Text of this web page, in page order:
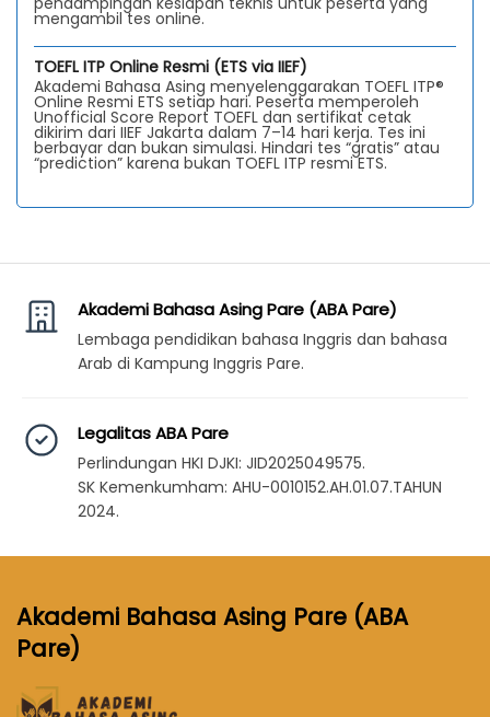
mengambil tes online.
TOEFL ITP Online Resmi (ETS via IIEF)
Akademi Bahasa Asing menyelenggarakan TOEFL ITP®
Online Resmi ETS setiap hari. Peserta memperoleh
Unofficial Score Report TOEFL dan sertifikat cetak
dikirim dari IIEF Jakarta dalam 7–14 hari kerja. Tes ini
berbayar dan bukan simulasi. Hindari tes “gratis” atau
“prediction” karena bukan TOEFL ITP resmi ETS.
Akademi Bahasa Asing Pare (ABA Pare)
Lembaga pendidikan bahasa Inggris dan bahasa
Arab di Kampung Inggris Pare.
Legalitas ABA Pare
Perlindungan HKI DJKI: JID2025049575.
SK Kemenkumham: AHU-0010152.AH.01.07.TAHUN
2024.
Akademi Bahasa Asing Pare (ABA
Pare)